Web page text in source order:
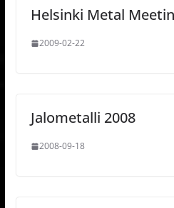
Helsinki Metal
2009-02-22
Jalometalli 2008
2008-09-18